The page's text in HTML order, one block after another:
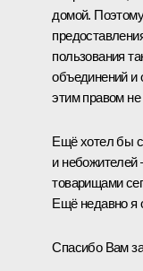
домой.
пользования
объединений и
этим правом
Ещё хотел бы
и небожителей
товарищами
Ещё недавно я
Спасибо Вам